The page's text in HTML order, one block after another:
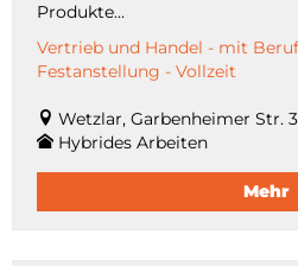
Produkte...
Vertrieb und Handel - mit
Festanstellung - Vollzeit
Wetzlar, Garbenheimer Str.
Hybrides Arbeiten
Mehr